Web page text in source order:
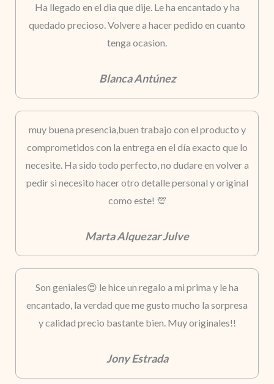
Ha llegado en el dia que dije. Le ha encantado y ha
quedado precioso. Volvere a hacer pedido en cuanto
tenga ocasion.
Blanca Antúnez
muy buena presencia,buen trabajo con el producto y
comprometidos con la entrega en el día exacto que lo
necesite. Ha sido todo perfecto, no dudare en volver a
pedir si necesito hacer otro detalle personal y original
como este! 💯
Marta Alquezar Julve
Son geniales😍 le hice un regalo a mi prima y le ha
encantado, la verdad que me gusto mucho la sorpresa
y calidad precio bastante bien. Muy originales!!
Jony Estrada